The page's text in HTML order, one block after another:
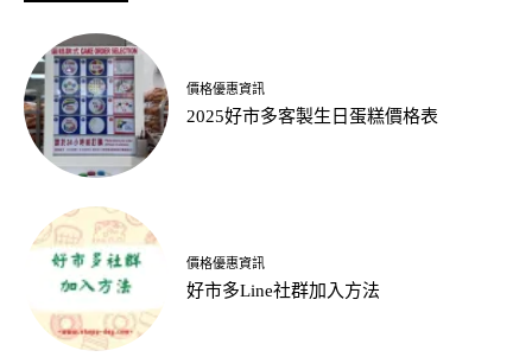
價格優惠資訊
2025好市多客製生日蛋糕價格表
價格優惠資訊
好市多Line社群加入方法